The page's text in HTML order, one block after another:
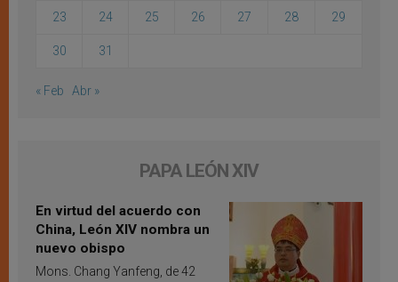
23 24 25 26 27 28 29
30 31
« Feb Abr »
PAPA LEÓN XIV
En virtud del acuerdo con
China, León XIV nombra un
nuevo obispo
Mons. Chang Yanfeng, de 42